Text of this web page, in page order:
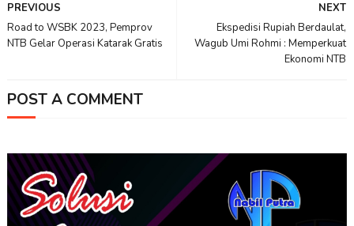
NEXT
Ekspedisi Rupiah Berdaulat,
Wagub Umi Rohmi : Memperkuat
Ekonomi NTB
PREVIOUS
Road to WSBK 2023, Pemprov
NTB Gelar Operasi Katarak Gratis
POST A COMMENT